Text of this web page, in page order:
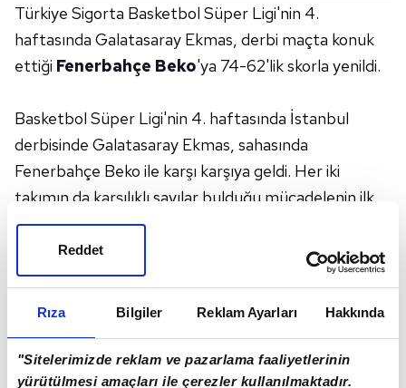
Rıza Bilgiler Reklam Ayarları Hakkında
"Sitelerimizde reklam ve pazarlama faaliyetlerinin
yürütülmesi amaçları ile çerezler kullanılmaktadır.
Reddet
Türkiye Sigorta Basketbol Süper Ligi'nin 4.
haftasında Galatasaray Ekmas, derbi maçta konuk
ettiği Fenerbahçe Beko'ya 74-62'lik skorla yenildi.
Basketbol Süper Ligi'nin 4. haftasında İstanbul
derbisinde Galatasaray Ekmas, sahasında
Fenerbahçe Beko ile karşı karşıya geldi. Her iki
takımın da karşılıklı sayılar bulduğu mücadelenin ilk
periyodunu konuk ekip, 22-18 önde bitirdi. Sarı-
lacivertliler, ikinci çeyrekte hücumda ve savunmadaki
etkili oyunuyla devreye 38-35'lik skorla galip girdi.
Üçüncü periyotta sarı-kırmızılılar farkın açılmasına
tamamlamayı başardı. Son periyotta ise oyun
üstünlüğünü eline geçiren sarı-lacivertli ekip, maçtan